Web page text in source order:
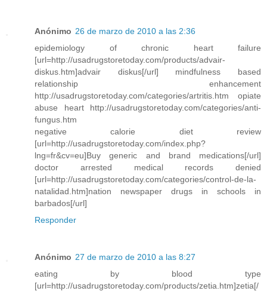
Anónimo 26 de marzo de 2010 a las 2:36
epidemiology of chronic heart failure
[url=http://usadrugstoretoday.com/products/advair-
diskus.htm]advair diskus[/url] mindfulness based
relationship enhancement
http://usadrugstoretoday.com/categories/artritis.htm opiate
abuse heart http://usadrugstoretoday.com/categories/anti-
fungus.htm
negative calorie diet review
[url=http://usadrugstoretoday.com/index.php?
lng=fr&cv=eu]Buy generic and brand medications[/url]
doctor arrested medical records denied
[url=http://usadrugstoretoday.com/categories/control-de-la-
natalidad.htm]nation newspaper drugs in schools in
barbados[/url]
Responder
Anónimo 27 de marzo de 2010 a las 8:27
eating by blood type
[url=http://usadrugstoretoday.com/products/zetia.htm]zetia[/